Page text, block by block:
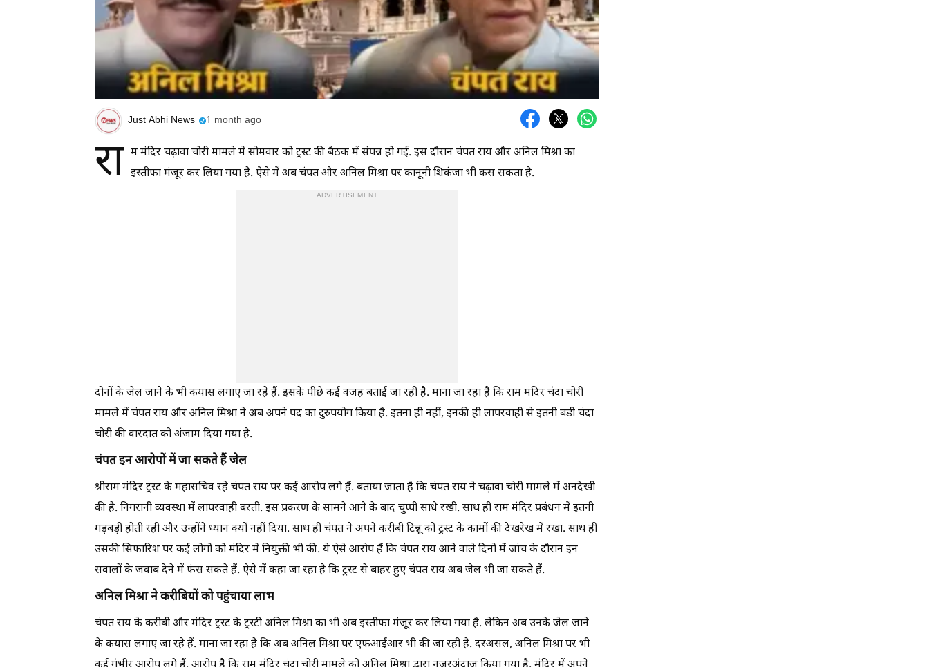
Just Abhi News 1 month ago
रा म मंदिर चढ़ावा चोरी मामले में सोमवार को ट्रस्ट की बैठक में संपन्न हो गई. इस दौरान चंपत राय और अनिल मिश्रा का
इस्तीफा मंजूर कर लिया गया है. ऐसे में अब चंपत और अनिल मिश्रा पर कानूनी शिकंजा भी कस सकता है.
ADVERTISEMENT
दोनों के जेल जाने के भी कयास लगाए जा रहे हैं. इसके पीछे कई वजह बताई जा रही है. माना जा रहा है कि राम मंदिर चंदा चोरी
मामले में चंपत राय और अनिल मिश्रा ने अब अपने पद का दुरुपयोग किया है. इतना ही नहीं, इनकी ही लापरवाही से इतनी बड़ी चंदा
चोरी की वारदात को अंजाम दिया गया है.
चंपत इन आरोपों में जा सकते हैं जेल
श्रीराम मंदिर ट्रस्ट के महासचिव रहे चंपत राय पर कई आरोप लगे हैं. बताया जाता है कि चंपत राय ने चढ़ावा चोरी मामले में अनदेखी
की है. निगरानी व्यवस्था में लापरवाही बरती. इस प्रकरण के सामने आने के बाद चुप्पी साधे रखी. साथ ही राम मंदिर प्रबंधन में इतनी
गड़बड़ी होती रही और उन्होंने ध्यान क्यों नहीं दिया. साथ ही चंपत ने अपने करीबी टिन्नू को ट्रस्ट के कामों की देखरेख में रखा. साथ ही
उसकी सिफारिश पर कई लोगों को मंदिर में नियुक्ती भी की. ये ऐसे आरोप हैं कि चंपत राय आने वाले दिनों में जांच के दौरान इन
सवालों के जवाब देने में फंस सकते हैं. ऐसे में कहा जा रहा है कि ट्रस्ट से बाहर हुए चंपत राय अब जेल भी जा सकते हैं.
अनिल मिश्रा ने करीबियों को पहुंचाया लाभ
चंपत राय के करीबी और मंदिर ट्रस्ट के ट्रस्टी अनिल मिश्रा का भी अब इस्तीफा मंजूर कर लिया गया है. लेकिन अब उनके जेल जाने
के कयास लगाए जा रहे हैं. माना जा रहा है कि अब अनिल मिश्रा पर एफआईआर भी की जा रही है. दरअसल, अनिल मिश्रा पर भी